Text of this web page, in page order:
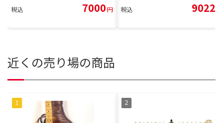
税込 7000円 税込 9022
近くの売り場の商品